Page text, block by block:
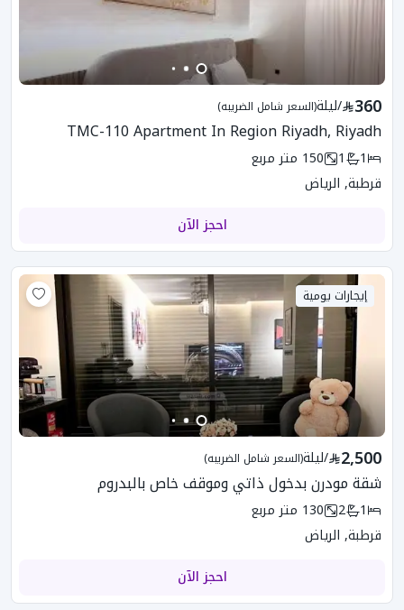
360
/ليلة(السعر شامل الضريبه)
TMC-110 Apartment In Region Riyadh, Riyadh
1
1
150 متر مربع
قرطبة, الرياض
احجز الآن
إيجارات يومية
2,500
/ليلة(السعر شامل الضريبه)
شقة مودرن بدخول ذاتي وموقف خاص بالبدروم
1
2
130 متر مربع
قرطبة, الرياض
احجز الآن